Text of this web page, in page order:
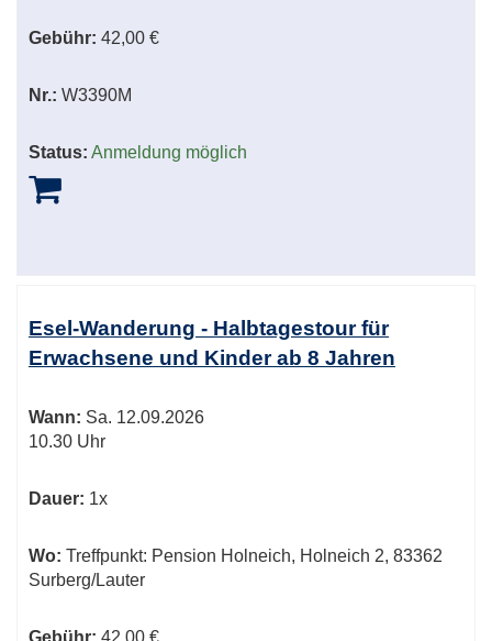
Gebühr: 42,00 €
Nr.: W3390M
Status: Anmeldung möglich
Esel-Wanderung - Halbtagestour für
Erwachsene und Kinder ab 8 Jahren
Wann: Sa. 12.09.2026
10.30 Uhr
Dauer: 1x
Wo: Treffpunkt: Pension Holneich, Holneich 2, 83362
Surberg/Lauter
Gebühr: 42,00 €